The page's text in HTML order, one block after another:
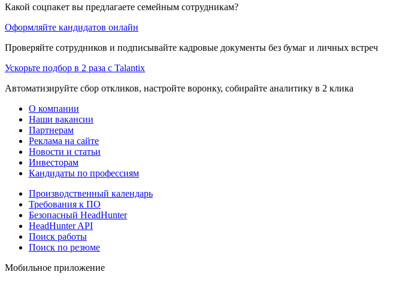
Какой соцпакет вы предлагаете семейным сотрудникам?
Оформляйте кандидатов онлайн
Проверяйте сотрудников и подписывайте кадровые документы без бумаг и личных встреч
Ускорьте подбор в 2 раза с Talantix
Автоматизируйте сбор откликов, настройте воронку, собирайте аналитику в 2 клика
О компании
Наши вакансии
Партнерам
Реклама на сайте
Новости и статьи
Инвесторам
Кандидаты по профессиям
Производственный календарь
Требования к ПО
Безопасный HeadHunter
HeadHunter API
Поиск работы
Поиск по резюме
Мобильное приложение